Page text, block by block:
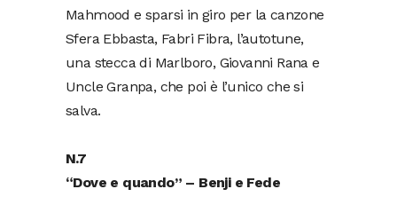
Mahmood e sparsi in giro per la canzone
Sfera Ebbasta, Fabri Fibra, l’autotune,
una stecca di Marlboro, Giovanni Rana e
Uncle Granpa, che poi è l’unico che si
salva.
N.7
“Dove e quando” – Benji e Fede